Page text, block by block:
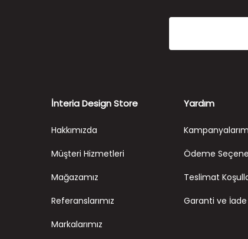
İnteria Design Store
Hakkımızda
Müşteri Hizmetleri
Mağazamız
Referanslarımız
Markalarımız
Yardım
Ödeme
Teslimat
Garanti ve İade